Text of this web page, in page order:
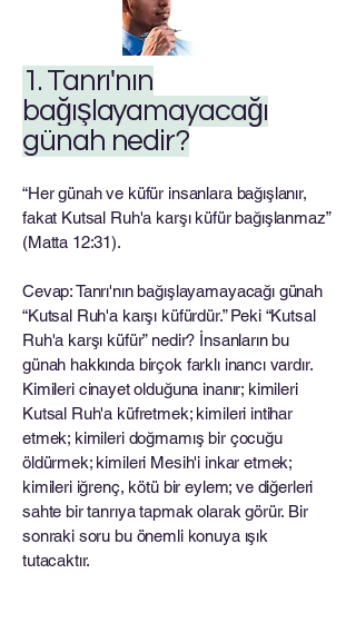
1. Tanrı'nın
bağışlayamayacağı
günah nedir?
“Her günah ve küfür insanlara bağışlanır,
fakat Kutsal Ruh'a karşı küfür bağışlanmaz”
(Matta 12:31).
Cevap: Tanrı'nın bağışlayamayacağı günah
“Kutsal Ruh'a karşı küfürdür.” Peki “Kutsal
Ruh'a karşı küfür” nedir? İnsanların bu
günah hakkında birçok farklı inancı vardır.
Kimileri cinayet olduğuna inanır; kimileri
Kutsal Ruh'a küfretmek; kimileri intihar
etmek; kimileri doğmamış bir çocuğu
öldürmek; kimileri Mesih'i inkar etmek;
kimileri iğrenç, kötü bir eylem; ve diğerleri
sahte bir tanrıya tapmak olarak görür. Bir
sonraki soru bu önemli konuya ışık
tutacaktır.